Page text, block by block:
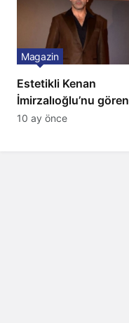
Estetikli Kenan
İmirzalıoğlu’nu gören
tanıyamıyor: Son hali
Magazin
10 ay önce